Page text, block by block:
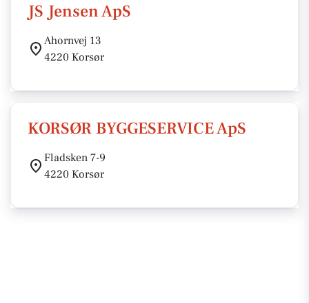
JS Jensen ApS
Ahornvej 13
4220 Korsør
KORSØR BYGGESERVICE ApS
Fladsken 7-9
4220 Korsør